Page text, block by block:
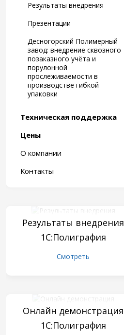
Результаты внедрения
Презентации
Десногорский Полимерный
завод: внедрение сквозного
позаказного учёта и
порулонной
прослеживаемости в
производстве гибкой
упаковки
Техническая поддержка
Цены
О компании
Контакты
Результаты внедрения
1С:Полиграфия
Смотреть
Онлайн демонстрация
1С:Полиграфия